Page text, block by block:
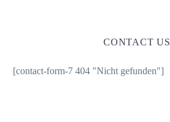
CONTACT US
[contact-form-7 404 "Nicht gefunden"]